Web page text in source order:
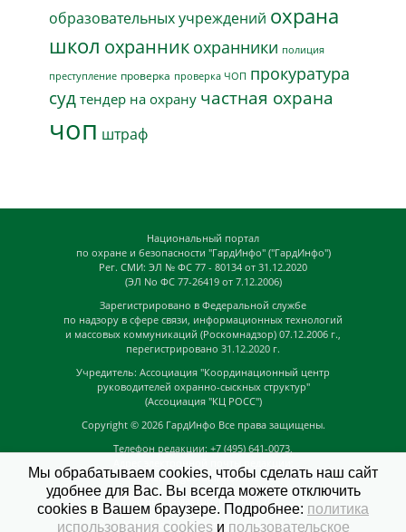
образовательных учреждений охрана
школ охранник охранники полиция
преступление проверка проверка ЧОП прокуратура
суд тендер на охрану частная охрана
чоп штраф
Национальный портал
по охране и безопасности "ГардИнфо" ("ГардИнфо")
Рег. СМИ: ЭЛ № ФС 77 - 80134 от 31.12.2020
(ЭЛ No ФС 77-26419 от 7.12.2006)
Зарегистрировано в Федеральной службе
по надзору в сфере связи, информационных технологий
и массовых коммуникаций (Роскомнадзор) 07.12.2006 г.,
перегистрировано 31.12.2020 г.
Учредитель: Ассоциация "Координационный центр
руководителей охранно-сыскных структур"
(Ассоциация "КЦ РОСС")
Copyright © 2026 ГардИнфо Все права защищены.
Телефон редакции: +7 (495) 641-0073,
news@guardinfo.online
Главный редактор: Кузьмин Д.А.
На сайте могут быть размещены
Мы обрабатываем cookies, чтобы сделать наш сайт
удобнее для Вас. Вы всегда можете отключить
cookies в Вашем браузере. Подробнее: политика
использования cookiesи пользовательское